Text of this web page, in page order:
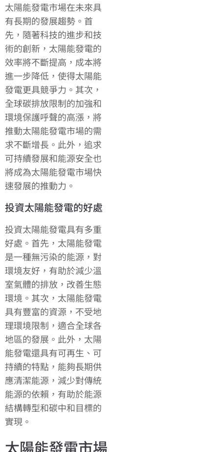
太陽能發電市場在未來具
有長期的發展趨勢。首
先，隨著科技的進步和技
術的創新，太陽能發電的
效率將不斷提高，成本將
進一步降低，使得太陽能
發電更具競爭力。其次，
全球碳排放限制的加強和
環境保護呼聲的高漲，將
推動太陽能發電市場的需
求不斷增長。此外，追求
可持續發展和能源安全也
將成為太陽能發電市場快
速發展的推動力。
投資太陽能發電的好處
投資太陽能發電具有多重
好處。首先，太陽能發電
是一種無污染的能源，對
環境友好，有助於減少溫
室氣體的排放，改善生態
環境。其次，太陽能發電
具有豐富的資源，不受地
理環境限制，適合全球各
地區的發展。此外，太陽
能發電還具有可再生、可
持續的特點，能夠長期供
應清潔能源，減少對傳統
能源的依賴，有助於能源
結構轉型和碳中和目標的
實現。
太陽能發電市場